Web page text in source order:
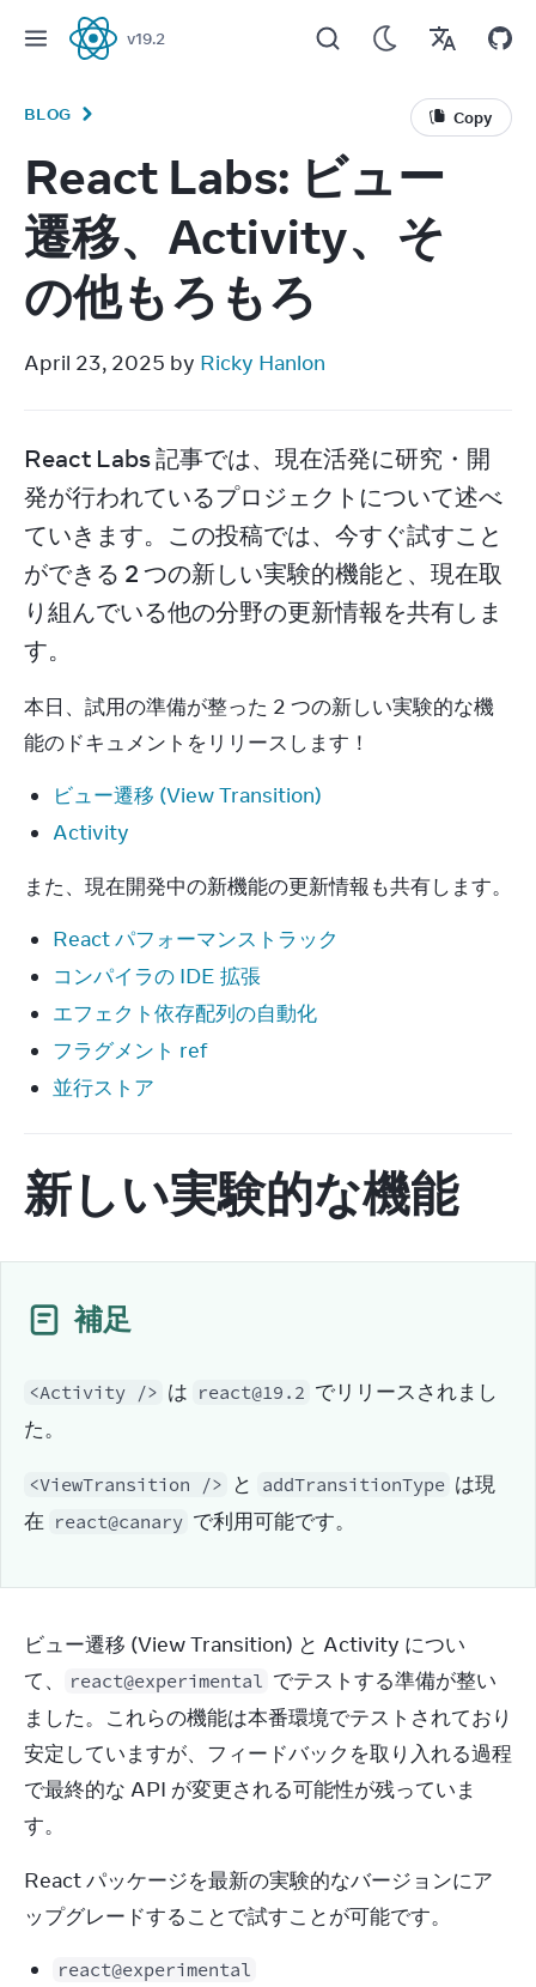
React
v19.2
BLOG Copy
React Labs: ビュー
遷移、Activity、そ
の他もろもろ
April 23, 2025 by Ricky Hanlon
React Labs 記事では、現在活発に研究・開
発が行われているプロジェクトについて述べ
ていきます。この投稿では、今すぐ試すこと
ができる 2 つの新しい実験的機能と、現在取
り組んでいる他の分野の更新情報を共有しま
す。
本日、試用の準備が整った 2 つの新しい実験的な機
能のドキュメントをリリースします！
ビュー遷移 (View Transition)
Activity
また、現在開発中の新機能の更新情報も共有します。
React パフォーマンストラック
コンパイラの IDE 拡張
エフェクト依存配列の自動化
フラグメント ref
並行ストア
新しい実験的な機能
補足
<Activity /> は react@19.2 でリリースされまし
た。
<ViewTransition /> と addTransitionType は現
在 react@canary で利用可能です。
ビュー遷移 (View Transition) と Activity につい
て、
react@experimental でテストする準備が整い
ました。これらの機能は本番環境でテストされており
安定していますが、フィードバックを取り入れる過程
で最終的な API が変更される可能性が残っていま
す。
React パッケージを最新の実験的なバージョンにア
ップグレードすることで試すことが可能です。
react@experimental